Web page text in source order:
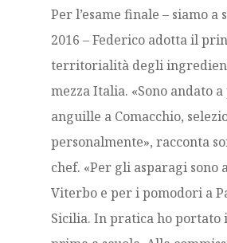
Per l’esame finale – siamo a
2016 – Federico adotta il
territorialità degli
mezza Italia. «Sono andato
anguille a Comacchio,
personalmente», racconta
chef. «Per gli asparagi sono
Viterbo e per i pomodori a
Sicilia. In pratica ho portato